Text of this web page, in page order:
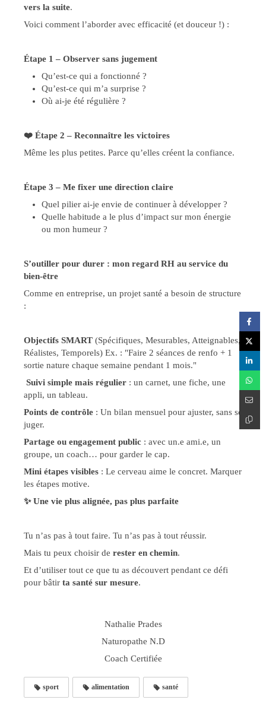
vers la suite.
Voici comment l’aborder avec efficacité (et douceur !) :
Étape 1 – Observer sans jugement
Qu’est-ce qui a fonctionné ?
Qu’est-ce qui m’a surprise ?
Où ai-je été régulière ?
❤️ Étape 2 – Reconnaître les victoires
Même les plus petites. Parce qu’elles créent la confiance.
Étape 3 – Me fixer une direction claire
Quel pilier ai-je envie de continuer à développer ?
Quelle habitude a le plus d’impact sur mon énergie
ou mon humeur ?
S’outiller pour durer : mon regard RH au service du
bien-être
Comme en entreprise, un projet santé a besoin de structure
:
Objectifs SMART (Spécifiques, Mesurables, Atteignables,
Réalistes, Temporels) Ex. : "Faire 2 séances de renfo + 1
sortie nature chaque semaine pendant 1 mois."
Suivi simple mais régulier : un carnet, une fiche, une
appli, un tableau.
Points de contrôle : Un bilan mensuel pour ajuster, sans se
juger.
Partage ou engagement public : avec un.e ami.e, un
groupe, un coach… pour garder le cap.
Mini étapes visibles : Le cerveau aime le concret. Marquer
les étapes motive.
✨Une vie plus alignée, pas plus parfaite
Tu n’as pas à tout faire. Tu n’as pas à tout réussir.
Mais tu peux choisir de rester en chemin.
Et d’utiliser tout ce que tu as découvert pendant ce défi
pour bâtir ta santé sur mesure.
Nathalie Prades
Naturopathe N.D
Coach Certifiée
sport alimentation santé